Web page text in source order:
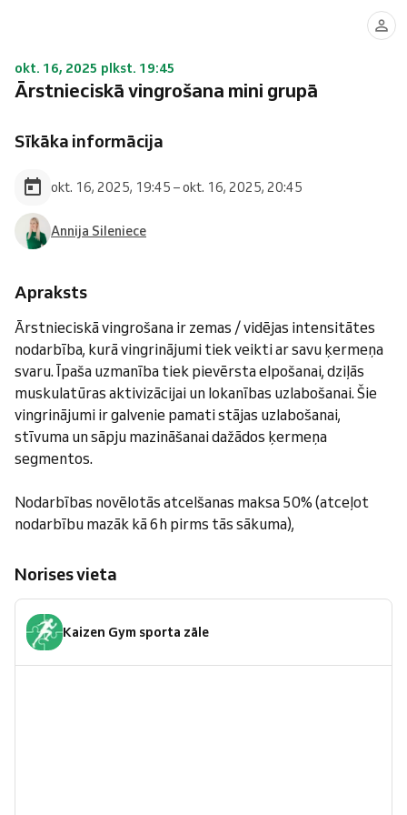
okt. 16, 2025 plkst. 19:45
Ārstnieciskā vingrošana mini grupā
Sīkāka informācija
okt. 16, 2025, 19:45 – okt. 16, 2025, 20:45
Annija Sileniece
Apraksts
Ārstnieciskā vingrošana ir zemas / vidējas intensitātes
nodarbība, kurā vingrinājumi tiek veikti ar savu ķermeņa
svaru. Īpaša uzmanība tiek pievērsta elpošanai, dziļās
muskulatūras aktivizācijai un lokanības uzlabošanai. Šie
vingrinājumi ir galvenie pamati stājas uzlabošanai,
stīvuma un sāpju mazināšanai dažādos ķermeņa
segmentos.
Nodarbības novēlotās atcelšanas maksa 50% (atceļot
nodarbību mazāk kā 6h pirms tās sākuma),
Norises vieta
Kaizen Gym sporta zāle